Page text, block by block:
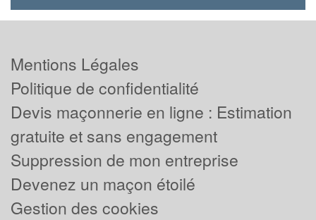
Mentions Légales
Politique de confidentialité
Devis maçonnerie en ligne : Estimation
gratuite et sans engagement
Suppression de mon entreprise
Devenez un maçon étoilé
Gestion des cookies